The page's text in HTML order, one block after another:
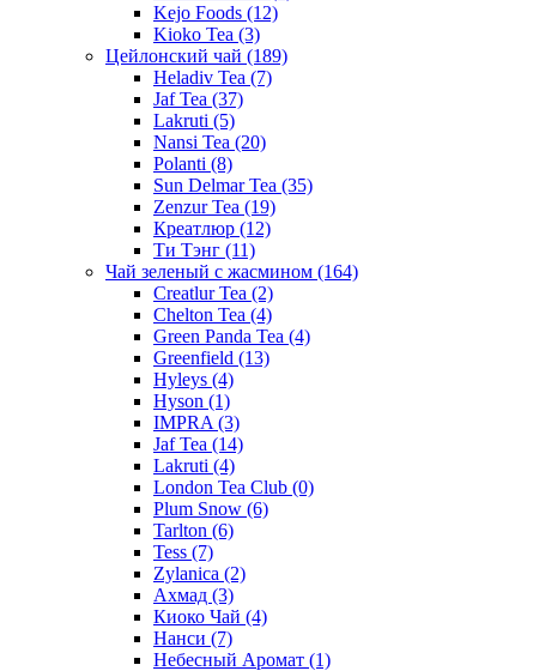
Kejo Foods (12)
Kioko Tea (3)
Цейлонский чай (189)
Heladiv Tea (7)
Jaf Tea (37)
Lakruti (5)
Nansi Tea (20)
Polanti (8)
Sun Delmar Tea (35)
Zenzur Tea (19)
Креатлюр (12)
Ти Тэнг (11)
Чай зеленый с жасмином (164)
Creatlur Tea (2)
Chelton Tea (4)
Green Panda Tea (4)
Greenfield (13)
Hyleys (4)
Hyson (1)
IMPRA (3)
Jaf Tea (14)
Lakruti (4)
London Tea Club (0)
Plum Snow (6)
Tarlton (6)
Tess (7)
Zylanica (2)
Ахмад (3)
Киоко Чай (4)
Нанси (7)
Небесный Аромат (1)